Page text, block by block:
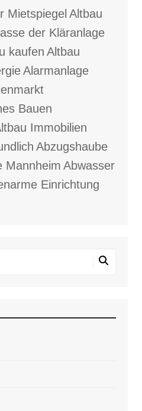
Mietspiegel Altbau
der Kläranlage
kaufen Altbau
Alarmanlage
Bauen
Immobilien
Abzugshaube
Mannheim Abwasser
Einrichtung